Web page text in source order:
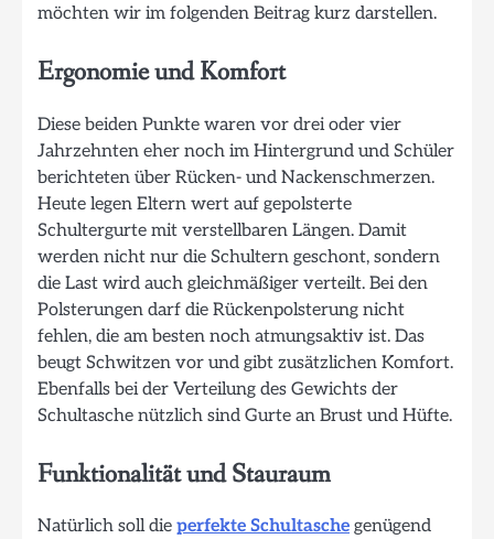
möchten wir im folgenden Beitrag kurz darstellen.
Ergonomie und Komfort
Diese beiden Punkte waren vor drei oder vier
Jahrzehnten eher noch im Hintergrund und Schüler
berichteten über Rücken- und Nackenschmerzen.
Heute legen Eltern wert auf gepolsterte
Schultergurte mit verstellbaren Längen. Damit
werden nicht nur die Schultern geschont, sondern
die Last wird auch gleichmäßiger verteilt. Bei den
Polsterungen darf die Rückenpolsterung nicht
fehlen, die am besten noch atmungsaktiv ist. Das
beugt Schwitzen vor und gibt zusätzlichen Komfort.
Ebenfalls bei der Verteilung des Gewichts der
Schultasche nützlich sind Gurte an Brust und Hüfte.
Funktionalität und Stauraum
Natürlich soll die perfekte Schultasche genügend